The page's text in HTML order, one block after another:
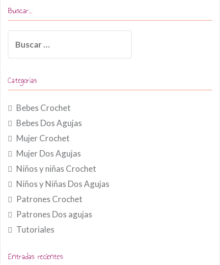
Buscar…
Categorías
Bebes Crochet
Bebes Dos Agujas
Mujer Crochet
Mujer Dos Agujas
Niños y niñas Crochet
Niños y Niñas Dos Agujas
Patrones Crochet
Patrones Dos agujas
Tutoriales
Entradas recientes